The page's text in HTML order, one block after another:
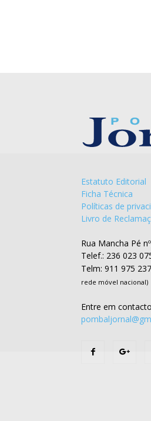
Estatuto Editorial
Ficha Técnica
Políticas de
Livro de
Rua Mancha Pé
Telef.: 236 023
Telm: 911 975
rede móvel nacional)
Entre em